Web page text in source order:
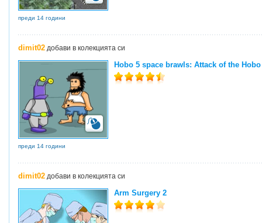
преди 14 години
dimit02 добави в колекцията си
Hobo 5 space brawls: Attack of the
преди 14 години
dimit02 добави в колекцията си
Arm Surgery 2